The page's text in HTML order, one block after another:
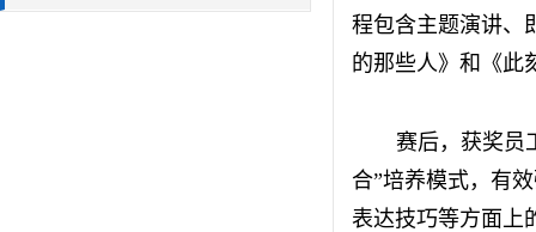
程包含主题演讲、
的那些人》和《此
赛后，获奖员
合”培养模式，有
表达技巧等方面上